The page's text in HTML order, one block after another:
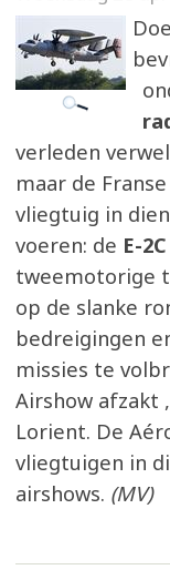
verleden
maar de
vliegtuig in
voeren: de E-
tweemotorige
op de slanke
bedreigingen
missies te
Airshow afzakt
Lorient. De
vliegtuigen in
airshows. (MV)